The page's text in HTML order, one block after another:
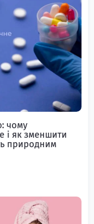
чому
і як зменшити
природним